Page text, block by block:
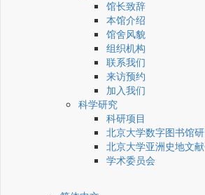
馆长致辞
本馆介绍
馆舍风貌
组织机构
联系我们
来访预约
加入我们
科学研究
科研项目
北京大学数字图书馆
北京大学亚洲史地文
学术委员会